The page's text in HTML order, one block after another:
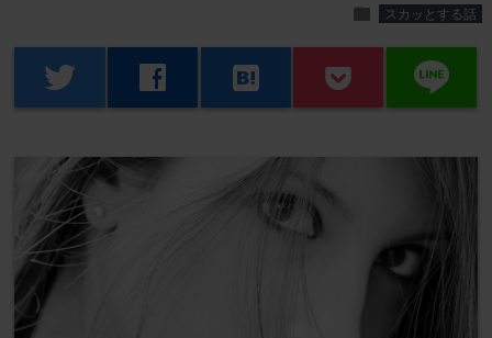
folder スカッとする話
twitter facebook hatenabookmark line